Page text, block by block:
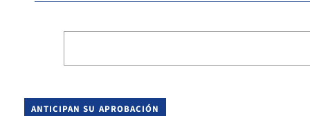
ANTICIPAN SU APROBACIÓN